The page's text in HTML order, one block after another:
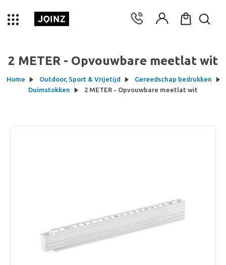
2 METER - Opvouwbare meetlat wit
Home Outdoor, Sport & Vrijetijd
Gereedschap bedrukken
Duimstokken
2 METER - Opvouwbare meetlat wit